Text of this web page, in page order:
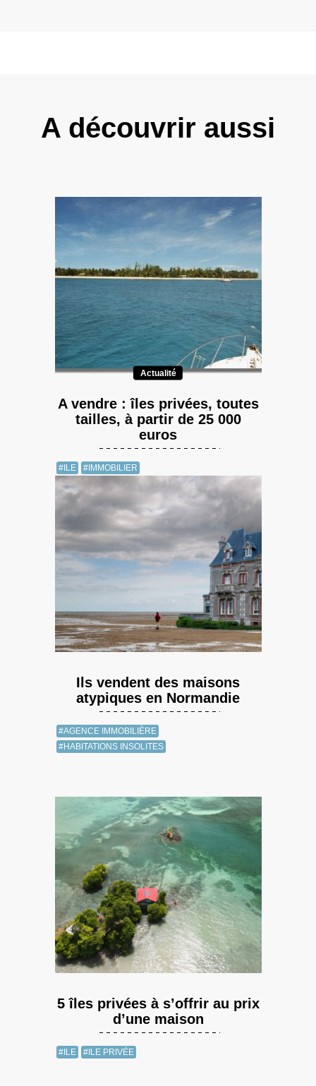
A découvrir aussi
Actualité
A vendre : îles privées, toutes
tailles, à partir de 25 000
euros
#ILE #IMMOBILIER
Ils vendent des maisons
atypiques en Normandie
#AGENCE IMMOBILIÈRE
#HABITATIONS INSOLITES
5 îles privées à s’offrir au prix
d’une maison
#ILE #ILE PRIVÉE